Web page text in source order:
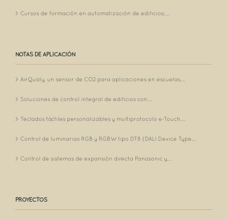
Cursos de formación en automatización de edificios:...
NOTAS DE APLICACIÓN
AirQualy, un sensor de CO2 para aplicaciones en escuelas...
Soluciones de control integral de edificios con...
Teclados táctiles personalizables y multiprotocolo e-Touch...
Control de luminarias RGB y RGBW tipo DT8 (DALI Device Type...
Control de sistemas de expansión directa Panasonic y...
PROYECTOS